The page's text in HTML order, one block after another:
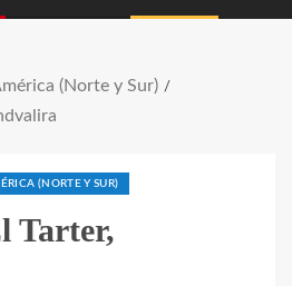
(Norte y Sur)
(NORTE Y SUR)
Tarter,